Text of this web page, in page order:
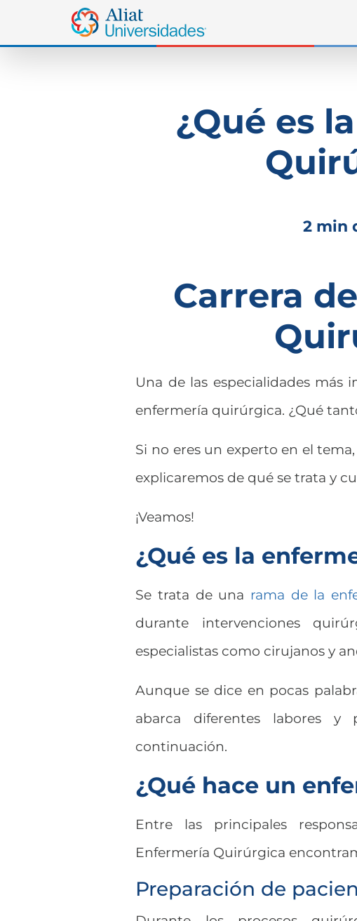
¿Qué es
2 min
Carrera
Una de las especialidades
enfermería quirúrgica. ¿Qué
Si no eres un experto en el
explicaremos de qué se trata y
¡Veamos!
¿Qué es la
Se trata de una rama de la
durante intervenciones
especialistas como cirujanos y
Aunque se dice en pocas
abarca diferentes labores y
continuación.
¿Qué hace un
Entre las principales
Enfermería Quirúrgica
Preparación de